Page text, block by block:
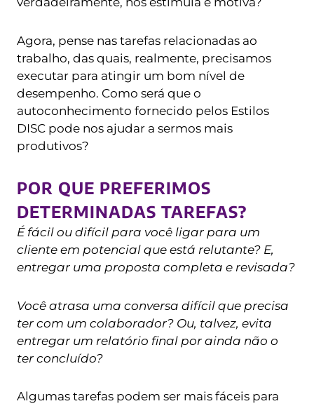
Agora, pense nas tarefas relacionadas ao
trabalho, das quais, realmente, precisamos
executar para atingir um bom nível de
desempenho. Como será que o
autoconhecimento fornecido pelos Estilos
DISC pode nos ajudar a sermos mais
produtivos?
POR QUE PREFERIMOS
DETERMINADAS TAREFAS?
É fácil ou difícil para você ligar para um
cliente em potencial que está relutante? E,
entregar uma proposta completa e revisada?
Você atrasa uma conversa difícil que precisa
ter com um colaborador? Ou, talvez, evita
entregar um relatório final por ainda não o
ter concluído?
Algumas tarefas podem ser mais fáceis para